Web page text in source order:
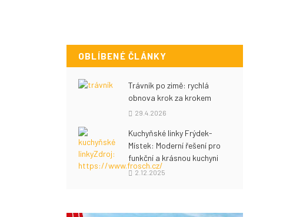
OBLÍBENÉ ČLÁNKY
Trávník po zimě: rychlá
obnova krok za krokem
29.4.2026
Kuchyňské linky Frýdek-
Místek: Moderní řešení pro
funkční a krásnou kuchyni
2.12.2025